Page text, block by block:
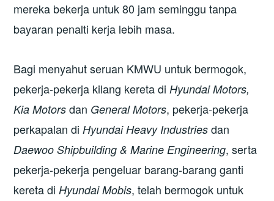
mereka bekerja untuk 80 jam seminggu tanpa
bayaran penalti kerja lebih masa.
Bagi menyahut seruan KMWU untuk bermogok,
pekerja-pekerja kilang kereta diHyundai Motors,
Kia Motors dan General Motors, pekerja-pekerja
perkapalan diHyundai Heavy Industries dan
Daewoo Shipbuilding & Marine Engineering, serta
pekerja-pekerja pengeluar barang-barang ganti
kereta diHyundai Mobis, telah bermogok untuk